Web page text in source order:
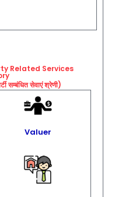
Related Services
सम्बंधित सेवाएं श्रेणी)
Valuer